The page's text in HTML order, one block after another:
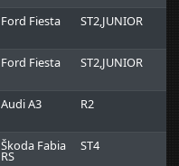
Ford Fiesta ST2,JUNIOR
Ford Fiesta ST2,JUNIOR
Audi A3 R2
Škoda Fabia
RS
ST4